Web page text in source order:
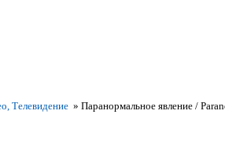
Телевидение »Паранормальное явление /